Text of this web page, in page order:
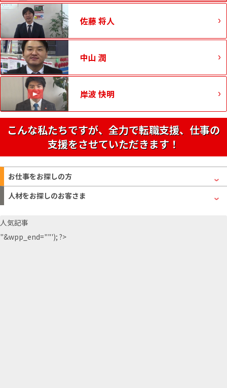
佐藤 将人
中山 潤
岸波 快明
こんな私たちですが、全力で転職支援、仕事の
支援をさせていただきます！
お仕事をお探しの方
人材をお探しのお客さま
人気記事
"&wpp_end=""'); ?>